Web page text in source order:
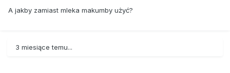
A jakby zamiast mleka makumby użyć?
3 miesiące temu...